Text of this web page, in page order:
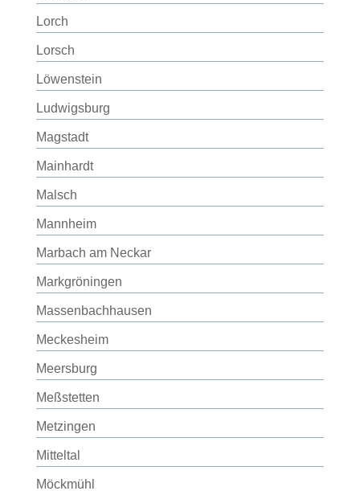
Lorch
Lorsch
Löwenstein
Ludwigsburg
Magstadt
Mainhardt
Malsch
Mannheim
Marbach am Neckar
Markgröningen
Massenbachhausen
Meckesheim
Meersburg
Meßstetten
Metzingen
Mitteltal
Möckmühl